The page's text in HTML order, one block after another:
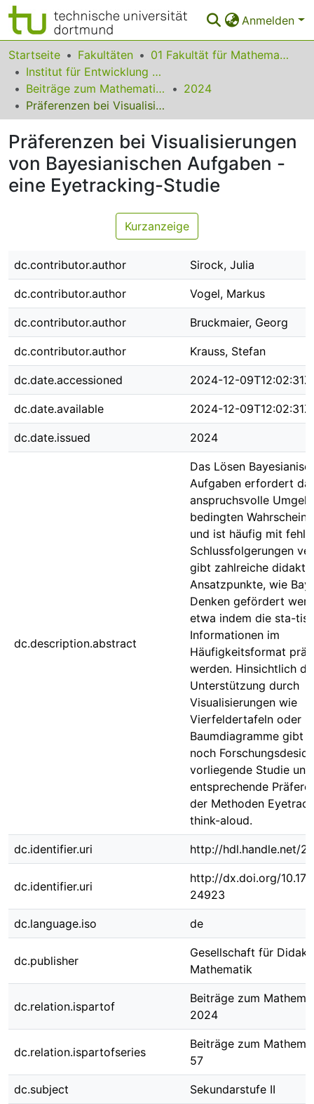
Anmelden
Bereiche & Sammlungen
Das gesamte Repositorium
Statistiken
FAQ
Leitlinien
Zurück zur Startseite
Startseite Fakultäten
01 Fakultät für Mathematik
Institut für Entwicklung und Erforschung des Mathematikunterrichts
Beiträge zum Mathematikunterricht
2024
Präferenzen bei Visualisierungen von Bayesianischen Aufgaben - eine Eyetracking-Studie
Präferenzen bei Visualisierungen
von Bayesianischen Aufgaben -
eine Eyetracking-Studie
Kurzanzeige
dc.contributor.author Sirock, Julia
dc.contributor.author Vogel, Markus
dc.contributor.author Bruckmaier, Georg
dc.contributor.author Krauss, Stefan
dc.date.accessioned 2024-12-09T12:02:31Z
dc.date.available 2024-12-09T12:02:31Z
dc.date.issued 2024
dc.description.abstract
Das Lösen
Aufgaben erfordert
anspruchsvolle
bedingten
und ist häufig mit
Schlussfolgerungen
gibt zahlreiche
Ansatzpunkte, wie
Denken gefördert
etwa indem die sta-
Informationen im
Häufigkeitsformat
werden. Hinsichtlich
Unterstützung durch
Visualisierungen wie
Vierfeldertafeln oder
Baumdiagramme gibt
noch
vorliegende Studie
entsprechende
der Methoden
think-aloud.
dc.identifier.uri http://hdl.handle.net/
dc.identifier.uri
http://dx.doi.org/
24923
dc.language.iso de
dc.publisher
Gesellschaft für
Mathematik
dc.relation.ispartof
Beiträge zum
2024
dc.relation.ispartofseries
Beiträge zum
57
dc.subject Sekundarstufe II